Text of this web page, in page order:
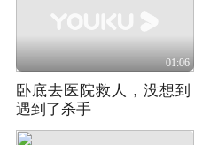
01:06
卧底去医院救人，没想到
遇到了杀手